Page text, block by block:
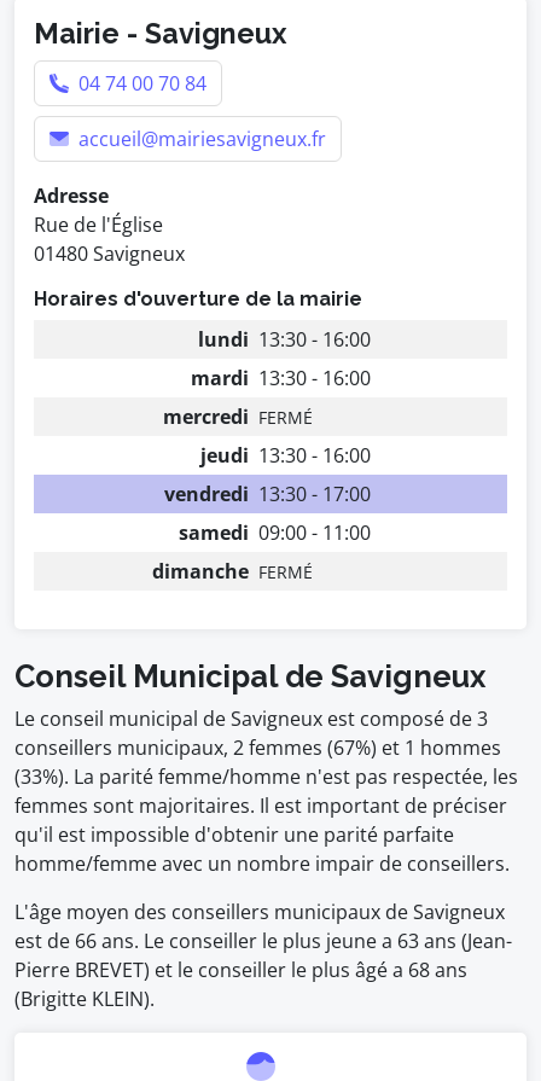
Mairie - Savigneux
04 74 00 70 84
accueil@mairiesavigneux.fr
Adresse
Rue de l'Église
01480 Savigneux
Horaires d'ouverture de la mairie
lundi 13:30 - 16:00
mardi 13:30 - 16:00
mercredi FERMÉ
jeudi 13:30 - 16:00
vendredi 13:30 - 17:00
samedi 09:00 - 11:00
dimanche FERMÉ
Conseil Municipal de Savigneux
Le conseil municipal de Savigneux est composé de 3
conseillers municipaux, 2 femmes (67%) et 1 hommes
(33%). La parité femme/homme n'est pas respectée, les
femmes sont majoritaires. Il est important de préciser
qu'il est impossible d'obtenir une parité parfaite
homme/femme avec un nombre impair de conseillers.
L'âge moyen des conseillers municipaux de Savigneux
est de 66 ans. Le conseiller le plus jeune a 63 ans (Jean-
Pierre BREVET) et le conseiller le plus âgé a 68 ans
(Brigitte KLEIN).